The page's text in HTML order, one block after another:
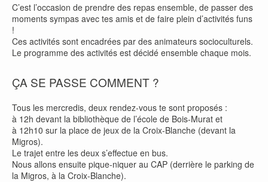
C’est l’occasion de prendre des repas ensemble, de passer des
moments sympas avec tes amis et de faire plein d’activités funs
!
Ces activités sont encadrées par des animateurs socioculturels.
Le programme des activités est décidé ensemble chaque mois.
ÇA SE PASSE COMMENT ?
Tous les mercredis, deux rendez-vous te sont proposés :
à 12h devant la bibliothèque de l’école de Bois-Murat et
à 12h10 sur la place de jeux de la Croix-Blanche (devant la
Migros).
Le trajet entre les deux s’effectue en bus.
Nous allons ensuite pique-niquer au CAP (derrière le parking de
la Migros, à la Croix-Blanche).